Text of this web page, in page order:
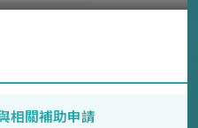
相關補助申請